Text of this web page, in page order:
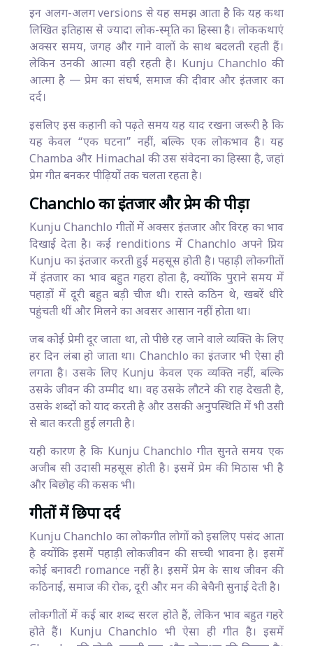
इन अलग-अलग versions से यह समझ आता है कि यह कथा
लिखित इतिहास से ज्यादा लोक-स्मृति का हिस्सा है। लोककथाएं
अक्सर समय, जगह और गाने वालों के साथ बदलती रहती हैं।
लेकिन उनकी आत्मा वही रहती है। Kunju Chanchlo की
आत्मा है — प्रेम का संघर्ष, समाज की दीवार और इंतजार का
दर्द।
इसलिए इस कहानी को पढ़ते समय यह याद रखना जरूरी है कि
यह केवल “एक घटना” नहीं, बल्कि एक लोकभाव है। यह
Chamba और Himachal की उस संवेदना का हिस्सा है, जहां
प्रेम गीत बनकर पीढ़ियों तक चलता रहता है।
Chanchlo का इंतजार और प्रेम की पीड़ा
Kunju Chanchlo गीतों में अक्सर इंतजार और विरह का भाव
दिखाई देता है। कई renditions में Chanchlo अपने प्रिय
Kunju का इंतजार करती हुई महसूस होती है। पहाड़ी लोकगीतों
में इंतजार का भाव बहुत गहरा होता है, क्योंकि पुराने समय में
पहाड़ों में दूरी बहुत बड़ी चीज थी। रास्ते कठिन थे, खबरें धीरे
पहुंचती थीं और मिलने का अवसर आसान नहीं होता था।
जब कोई प्रेमी दूर जाता था, तो पीछे रह जाने वाले व्यक्ति के लिए
हर दिन लंबा हो जाता था। Chanchlo का इंतजार भी ऐसा ही
लगता है। उसके लिए Kunju केवल एक व्यक्ति नहीं, बल्कि
उसके जीवन की उम्मीद था। वह उसके लौटने की राह देखती है,
उसके शब्दों को याद करती है और उसकी अनुपस्थिति में भी उसी
से बात करती हुई लगती है।
यही कारण है कि Kunju Chanchlo गीत सुनते समय एक
अजीब सी उदासी महसूस होती है। इसमें प्रेम की मिठास भी है
और बिछोह की कसक भी।
गीतों में छिपा दर्द
Kunju Chanchlo का लोकगीत लोगों को इसलिए पसंद आता
है क्योंकि इसमें पहाड़ी लोकजीवन की सच्ची भावना है। इसमें
कोई बनावटी romance नहीं है। इसमें प्रेम के साथ जीवन की
कठिनाई, समाज की रोक, दूरी और मन की बेचैनी सुनाई देती है।
लोकगीतों में कई बार शब्द सरल होते हैं, लेकिन भाव बहुत गहरे
होते हैं। Kunju Chanchlo भी ऐसा ही गीत है। इसमें